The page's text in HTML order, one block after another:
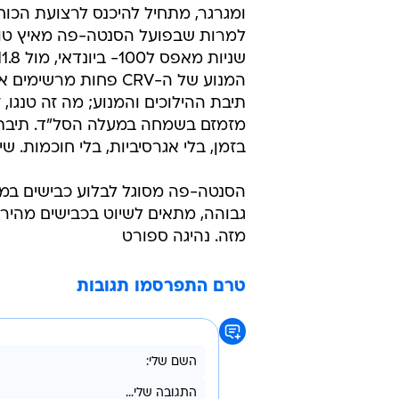
ומגרגר, מתחיל להיכנס לרצועת
בזמן, בלי אגרסיביות, בלי
גבוהה, מתאים לשיוט בכבישים
מזה. נהיגה ספורט
טרם התפרסמו תגובות